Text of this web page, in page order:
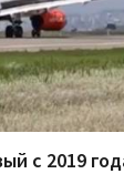
с 2019